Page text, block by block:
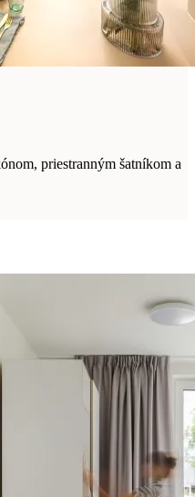
priestranným šatníkom a